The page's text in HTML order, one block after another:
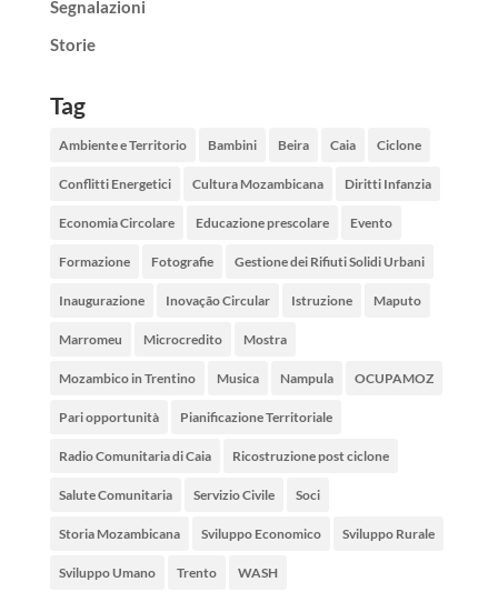
Segnalazioni
Storie
Tag
Ambiente e Territorio Bambini Beira Caia Ciclone
Conflitti Energetici Cultura Mozambicana Diritti Infanzia
Economia Circolare Educazione prescolare Evento
Formazione Fotografie Gestione dei Rifiuti Solidi Urbani
Inaugurazione Inovação Circular Istruzione Maputo
Marromeu Microcredito Mostra
Mozambico in Trentino Musica Nampula OCUPAMOZ
Pari opportunità Pianificazione Territoriale
Radio Comunitaria di Caia Ricostruzione post ciclone
Salute Comunitaria Servizio Civile Soci
Storia Mozambicana Sviluppo Economico Sviluppo Rurale
Sviluppo Umano Trento WASH